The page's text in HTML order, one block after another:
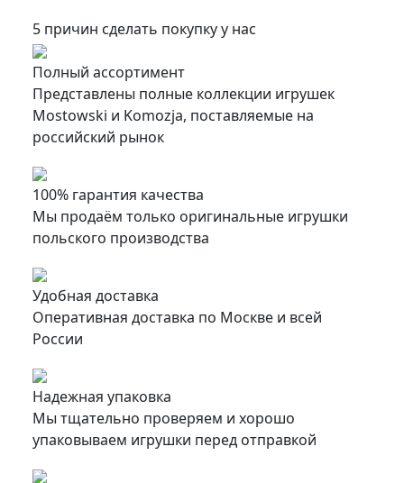
5 причин сделать покупку у нас
Полный ассортимент
Представлены полные коллекции игрушек
Mostowski и Komozja, поставляемые на
российский рынок
100% гарантия качества
Мы продаём только оригинальные игрушки
польского производства
Удобная доставка
Оперативная доставка по Москве и всей
России
Надежная упаковка
Мы тщательно проверяем и хорошо
упаковываем игрушки перед отправкой